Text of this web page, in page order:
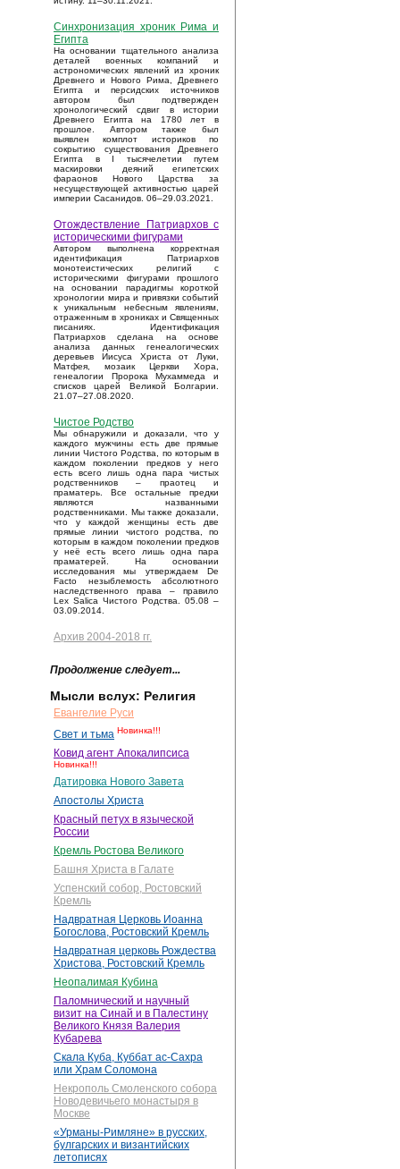
Синхронизация хроник Рима и
Египта
На основании тщательного анализа
деталей военных компаний и
астрономических явлений из хроник
Древнего и Нового Рима, Древнего
Египта и персидских источников
автором был подтвержден
хронологический сдвиг в истории
Древнего Египта на 1780 лет в
прошлое. Автором также был
выявлен комплот историков по
сокрытию существования Древнего
Египта в I тысячелетии путем
маскировки деяний египетских
фараонов Нового Царства за
несуществующей активностью царей
империи Сасанидов. 06–29.03.2021.
Отождествление Патриархов с
историческими фигурами
Автором выполнена корректная
идентификация Патриархов
монотеистических религий с
историческими фигурами прошлого
на основании парадигмы короткой
хронологии мира и привязки событий
к уникальным небесным явлениям,
отраженным в хрониках и Священных
писаниях. Идентификация
Патриархов сделана на основе
анализа данных генеалогических
деревьев Иисуса Христа от Луки,
Матфея, мозаик Церкви Хора,
генеалогии Пророка Мухаммеда и
списков царей Великой Болгарии.
21.07–27.08.2020.
Чистое Родство
Мы обнаружили и доказали, что у
каждого мужчины есть две прямые
линии Чистого Родства, по которым в
каждом поколении предков у него
есть всего лишь одна пара чистых
родственников – праотец и
праматерь. Все остальные предки
являются названными
родственниками. Мы также доказали,
что у каждой женщины есть две
прямые линии чистого родства, по
которым в каждом поколении предков
у неё есть всего лишь одна пара
праматерей. На основании
исследования мы утверждаем De
Facto незыблемость абсолютного
наследственного права – правило
Lex Salica Чистого Родства. 05.08 –
03.09.2014.
Архив 2004-2018 гг.
Продолжение следует...
Мысли вслух: Религия
Евангелие Руси
Свет и тьма Новинка!!!
Ковид агент Апокалипсиса
Новинка!!!
Датировка Нового Завета
Апостолы Христа
Красный петух в языческой
России
Кремль Ростова Великого
Башня Христа в Галате
Успенский собор, Ростовский
Кремль
Надвратная Церковь Иоанна
Богослова, Ростовский Кремль
Надвратная церковь Рождества
Христова, Ростовский Кремль
Неопалимая Кубина
Паломнический и научный
визит на Синай и в Палестину
Великого Князя Валерия
Кубарева
Скала Куба, Куббат ас-Сахра
или Храм Соломона
Некрополь Смоленского собора
Новодевичьего монастыря в
Москве
«Урманы-Римляне» в русских,
булгарских и византийских
летописях